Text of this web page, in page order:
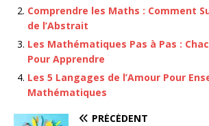
Comprendre les Maths : Comment
de l’Abstrait
Les Mathématiques Pas à Pas :
Pour Apprendre
Les 5 Langages de l’Amour Pour
Mathématiques
PRÉCÉDENT